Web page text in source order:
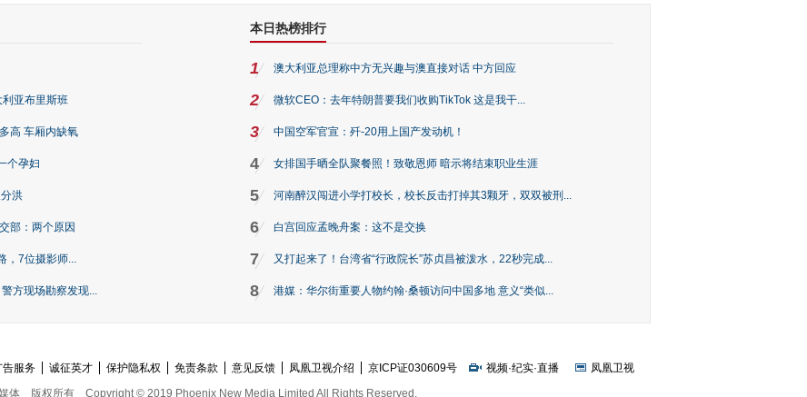
亚布里斯班
高 车厢内缺氧
个孕妇
洪
部：两个原因
，7位摄影师...
方现场勘察发现...
本日热榜排行
1 澳大利亚总理称中方无兴趣与澳直接对话 中方回应
2 微软CEO：去年特朗普要我们收购TikTok 这是我干...
3 中国空军官宣：歼-20用上国产发动机！
4 女排国手晒全队聚餐照！致敬恩师 暗示将结束职业生涯
5 河南醉汉闯进小学打校长，校长反击打掉其3颗牙，双双被刑...
6 白宫回应孟晚舟案：这不是交换
7 又打起来了！台湾省“行政院长”苏贞昌被泼水，22秒完成...
8 港媒：华尔街重要人物约翰·桑顿访问中国多地 意义“类似...
告服务 诚征英才 保护隐私权 免责条款 意见反馈 凤凰卫视介绍 京ICP证030609号 视频·纪实·直播
凤凰卫视
体
版权所有 Copyright © 2019 Phoenix New Media Limited All Rights Reserved.